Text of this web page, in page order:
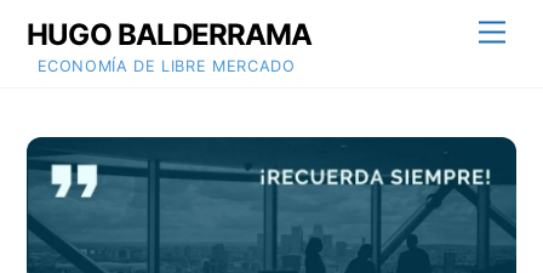
content
HUGO BALDERRAMA
ECONOMÍA DE LIBRE MERCADO